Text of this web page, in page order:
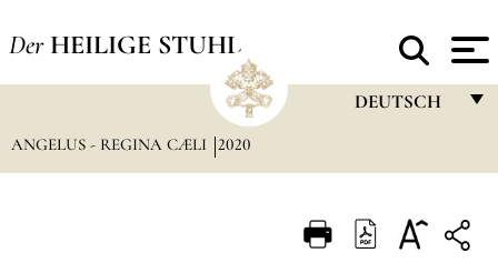
Der HEILIGE STUHL
DEUTSCH
ITALIANO
ANGELUS - REGINA CÆLI 2020